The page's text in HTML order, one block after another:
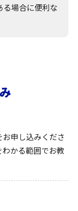
る場合に便利な
お申し込みくださ
かる範囲でお教